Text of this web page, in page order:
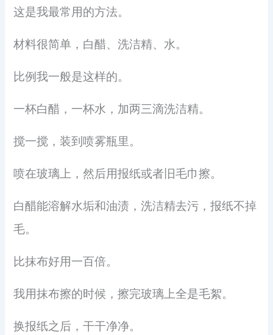
这是我最常用的方法。
材料很简单，白醋、洗洁精、水。
比例我一般是这样的。
一杯白醋，一杯水，加两三滴洗洁精。
搅一搅，装到喷雾瓶里。
喷在玻璃上，然后用报纸或者旧毛巾擦。
白醋能溶解水垢和油渍，洗洁精去污，报纸不掉
毛。
比抹布好用一百倍。
我用抹布擦的时候，擦完玻璃上全是毛絮。
换报纸之后，干干净净。